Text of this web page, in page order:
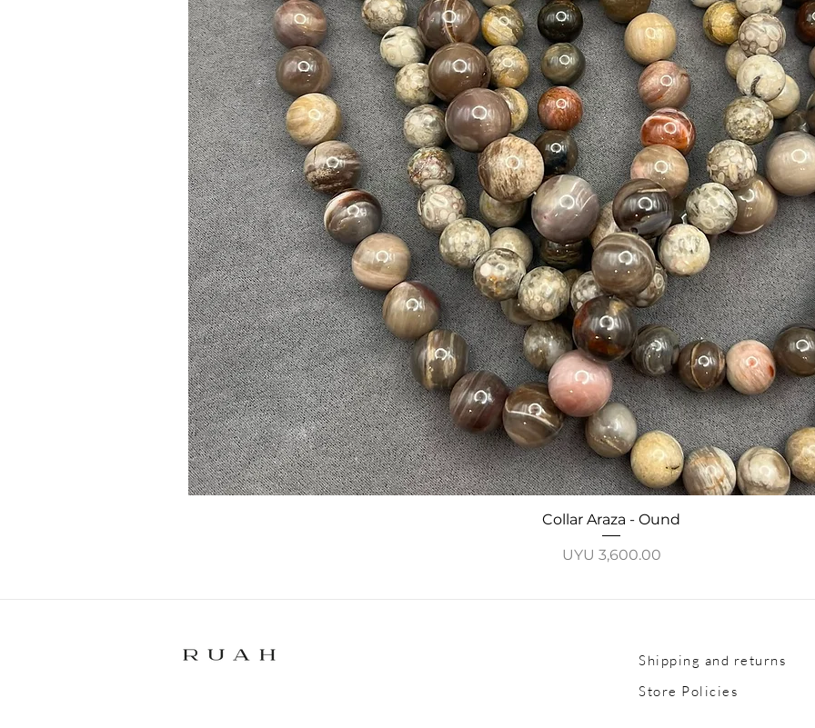
Quick View
Collar Araza - Ound
Price
UYU 3,600.00
Shipping and returns
Store Policies